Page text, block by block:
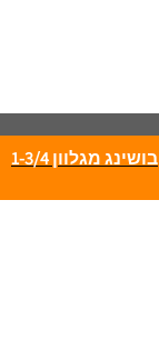
בושינג מגלוון 1-3/4